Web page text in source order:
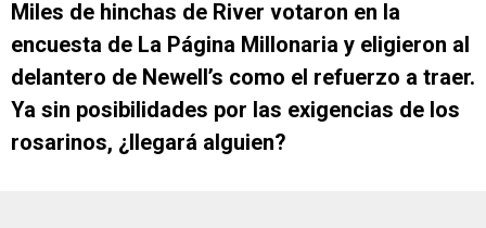
Miles de hinchas de River votaron en la
encuesta de La Página Millonaria y eligieron al
delantero de Newell’s como el refuerzo a traer.
Ya sin posibilidades por las exigencias de los
rosarinos, ¿llegará alguien?